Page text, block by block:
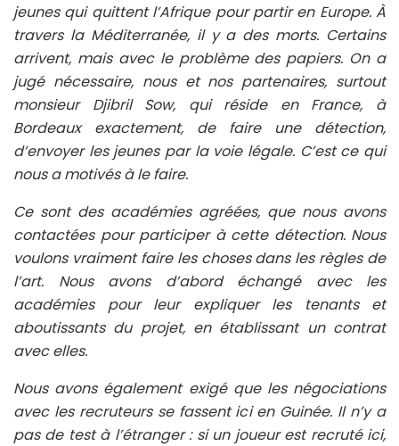
jeunes qui quittent l’Afrique pour partir en Europe. À
travers la Méditerranée, il y a des morts. Certains
arrivent, mais avec le problème des papiers. On a
jugé nécessaire, nous et nos partenaires, surtout
monsieur Djibril Sow, qui réside en France, à
Bordeaux exactement, de faire une détection,
d’envoyer les jeunes par la voie légale. C’est ce qui
nous a motivés à le faire.
Ce sont des académies agréées, que nous avons
contactées pour participer à cette détection. Nous
voulons vraiment faire les choses dans les règles de
l’art. Nous avons d’abord échangé avec les
académies pour leur expliquer les tenants et
aboutissants du projet, en établissant un contrat
avec elles.
Nous avons également exigé que les négociations
avec les recruteurs se fassent ici en Guinée. Il n’y a
pas de test à l’étranger : si un joueur est recruté ici,